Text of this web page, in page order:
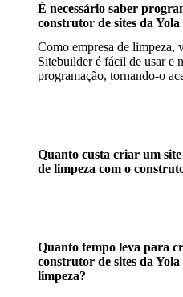
É necessário saber
construtor de sites da
Como empresa de limpeza,
Sitebuilder é fácil de usar e
programação, tornando-o
Quanto custa criar um
de limpeza com o
Quanto tempo leva para
construtor de sites da
limpeza?